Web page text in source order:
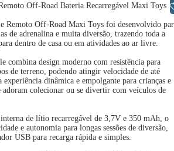
Off-Road Bateria Recarregável Maxi Toys
Remoto Off-Road Maxi Toys foi desenvolvido
de adrenalina e muita diversão, trazendo toda a
dentro de casa ou em atividades ao ar livre.
combina design moderno com resistência para
de terreno, podendo atingir velocidade de até
experiência dinâmica e empolgante para crianças e
adoram colecionar ou se divertir com veículos de
de lítio recarregável de 3,7V e 350 mAh, o
e autonomia para longas sessões de diversão,
USB para recarga rápida e simples.
Libras